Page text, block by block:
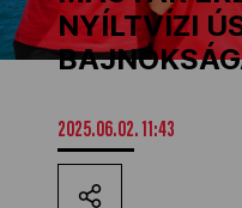
Los Angeles
Kettőskarrier-
NYÍLTVÍZI
2025.06.02. 11:43